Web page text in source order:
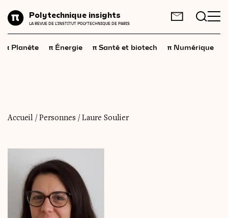
Polytechnique insights
LA REVUE DE L'INSTITUT POLYTECHNIQUE DE PARIS
Énergie
Santé
et biotech
Économie
Science et
Société
Géopolitique
FR EN
π Planète π Énergie π Santé et biotech π Numérique
Accueil / Personnes / Laure Soulier